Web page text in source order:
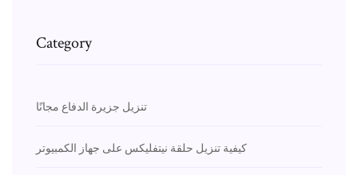
Category
تنزيل جزيرة الدفاع مجانًا
كيفية تنزيل حلقة نيتفليكس على جهاز الكمبيوتر